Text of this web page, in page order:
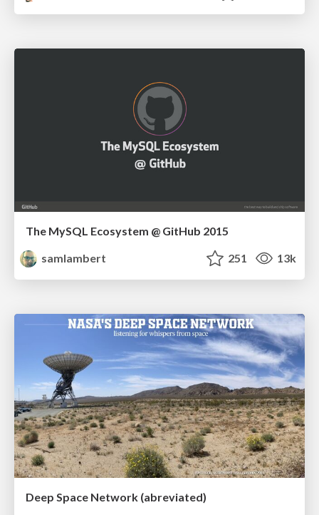
The MySQL Ecosystem @ GitHub 2015
samlambert
251 13k
Deep Space Network (abreviated)